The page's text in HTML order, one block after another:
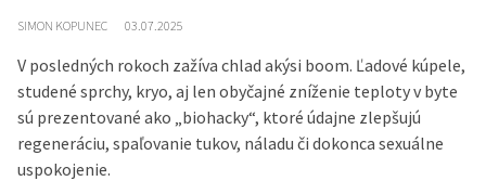
SIMON KOPUNEC 03.07.2025
V posledných rokoch zažíva chlad akýsi boom. Ľadové kúpele,
studené sprchy, kryo, aj len obyčajné zníženie teploty v byte
sú prezentované ako „biohacky“, ktoré údajne zlepšujú
regeneráciu, spaľovanie tukov, náladu či dokonca sexuálne
uspokojenie.